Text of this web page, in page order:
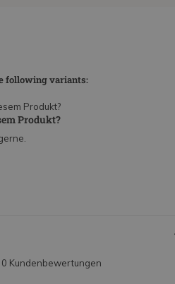
following variants:
Produkt?
Kundenbewertungen